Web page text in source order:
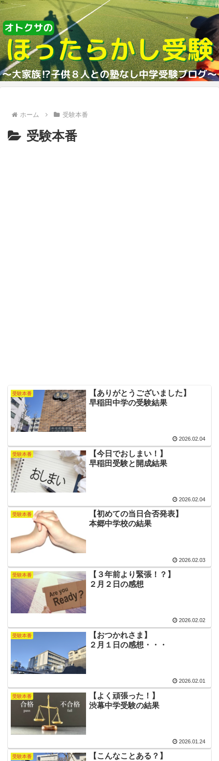
ホーム 受験本番
受験本番
受験本番
【ありがとうございました】
早稲田中学の受験結果
2026.02.04
受験本番
【今日でおしまい！】
早稲田受験と開成結果
2026.02.04
受験本番
【初めての当日合否発表】
本郷中学校の結果
2026.02.03
受験本番
【３年前より緊張！？】
２月２日の感想
2026.02.02
受験本番
【おつかれさま】
２月１日の感想・・・
2026.02.01
受験本番
【よく頑張った！】
渋幕中学受験の結果
2026.01.24
受験本番
【こんなことある？】